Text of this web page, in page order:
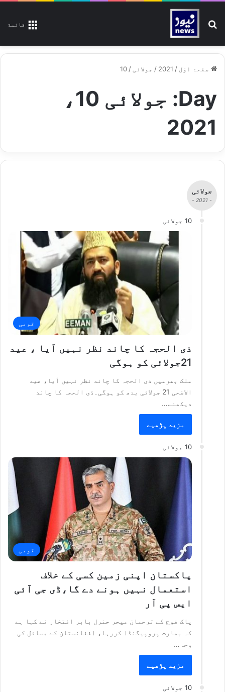
قائمة تلاش کیجیے
صفحۂ اوّل /
2021
/ جولائی /
10
Day:
جولائی 10،
2021
جولائی
- 2021 -
10 جولائی
قومی
ذی الحجہ کا چاند نظر نہیں آیا ، عید
21جولائی کو ہوگی
ملک بھرمیں ذی الحجہ کا چاند نظر نہیں آیا، عید
الاضحی 21 جولائی بدھ کو ہوگی۔ذی الحجہ کا چاند
دیکھنے…
مزید پڑھیے
10 جولائی
قومی
پاکستان اپنی زمین کسی کے خلاف
استعمال نہیں ہونے دے گا،ڈی جی آئی
ایس پی آر
پاک فوج کے ترجمان میجر جنرل بابر افتخار نے کہا ہے
کہ بھارت پروپیگنڈا کررہا، افغانستان کے مسائل کی
وجہ…
مزید پڑھیے
10 جولائی